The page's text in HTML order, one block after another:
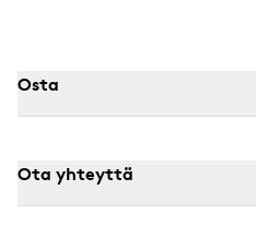
Osta
Ota yhteyttä